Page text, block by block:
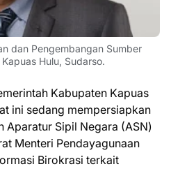
dan Pengembangan Sumber
Hulu, Sudarso.
Kabupaten Kapuas
ini sedang mempersiapkan
Aparatur Sipil Negara (ASN)
Menteri Pendayagunaan
Birokrasi terkait